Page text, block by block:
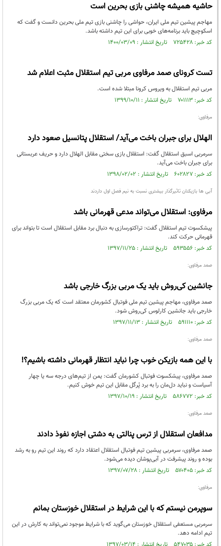
حاشیه همیشه چاشنی بازی بحرین است
مهاجم پیشین تیم ملی ایران، حواشی را چاشنی بازی تیم ملی بحرین دانست و گفت که
اسکوچیچ باید برنامه‌های خوبی برای این تیم داشته باشد.
کد خبر: ۷۲۵۴۲۸ تاریخ انتشار : ۱۴۰۰/۰۳/۰۹
تست کرونای صمد مرفاوی مربی تیم استقلال مثبت اعلام شد
مربی تیم استقلال به ویروس کرونا مبتلا شده است.
کد خبر: ۷۰۱۱۱۳ تاریخ انتشار : ۱۳۹۹/۱۰/۱۱
مرفاوی:
الهلال برای جبران باخت می‌آید/ استقلال پتانسیل صعود دارد
سرمربی اسبق استقلال گفت: استقلال بازی سختی مقابل الهلال دارد و حریف عربستانی
برای جبران باخت می‌آید.
کد خبر: ۶۰۲۸۲۷ تاریخ انتشار : ۱۳۹۸/۰۲/۰۲
آبی ها بازیکنان تاثیرگذار بیشتری نسبت به نیم فصل اول داردند
مرفاوی: استقلال می‌تواند مدعی قهرمانی باشد
پیشکسوت تیم استقلال گفت: تراکتورسازی به دنبال برد مقابل استقلال است تا بتواند برای
قهرمانی حرکت کند.
کد خبر: ۵۹۳۵۵۶ تاریخ انتشار : ۱۳۹۷/۱۱/۲۵
صمد مرفاوی:
جانشین کی‌روش باید یک مربی بزرگ خارجی باشد
صمد مرفاوی، مهاجم پیشین تیم ملی فوتبال کشورمان معتقد است که یک مربی بزرگ
خارجی باید جانشین کارلوس کی‌روش شود.
کد خبر: ۵۹۱۱۱۰ تاریخ انتشار : ۱۳۹۷/۱۱/۱۳
صمد مرفاوی:
با این همه بازیکن خوب چرا نباید انتظار قهرمانی داشته باشیم؟!
صمد مرفاوی، پیشکسوت فوتبال کشورمان گفت: یمن از تیم‌های درجه سه یا چهار
آسیاست و نباید دل‌مان را به برد پُرگل مقابل این تیم خوش کنیم.
کد خبر: ۵۸۶۷۷۲ تاریخ انتشار : ۱۳۹۷/۱۰/۱۹
صمد مرفاوی:
مدافعان استقلال از ترس پنالتی به دشتی اجازه نفوذ دادند
صمد مرفاوی، سرمربی پیشین تیم فوتبال استقلال اعتقاد دارد که روند این تیم رو به رشد
بوده و روند پیشرفت در آبی‌پوشان دیده می‌شود.
کد خبر: ۵۷۰۴۰۵ تاریخ انتشار : ۱۳۹۷/۰۷/۲۸
مرفاوی:
سوپرمن نیستم که با این شرایط در استقلال خوزستان بمانم
سرمربی مستعفی استقلال خوزستان می‌گوید که با شرایط موجود نمی‌تواند به کارش در این
تیم ادامه دهد.